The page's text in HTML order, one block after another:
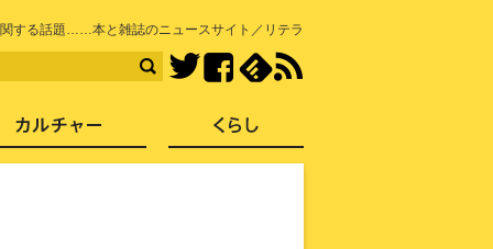
する話題……本と雑誌のニュースサイト／リテラ
TwitterFacebook
社会